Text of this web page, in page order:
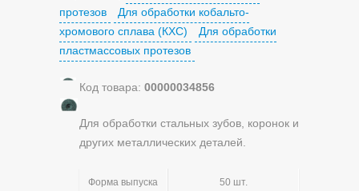
протезов
Для обработки кобальто-
хромового сплава (КХС)
Для обработки
пластмассовых протезов
Код товара: 00000034856
Для обработки стальных зубов, коронок и
других металлических деталей.
Форма выпуска 50 шт.